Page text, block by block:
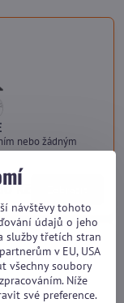
nebo žádným
Kč
návštěvy tohoto
údajů o jeho
služby třetích stran
v EU, USA
všechny soubory
Níže
své preference.